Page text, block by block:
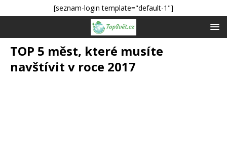
[seznam-login template="default-1"]
TOP 5 měst, které musíte
navštívit v roce 2017